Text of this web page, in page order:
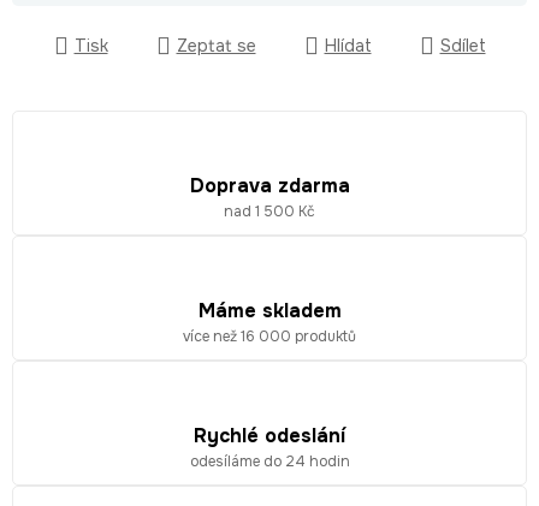
Tisk Zeptat se Hlídat Sdílet
Doprava zdarma
nad 1 500 Kč
Máme skladem
více než 16 000 produktů
Rychlé odeslání
odesíláme do 24 hodin